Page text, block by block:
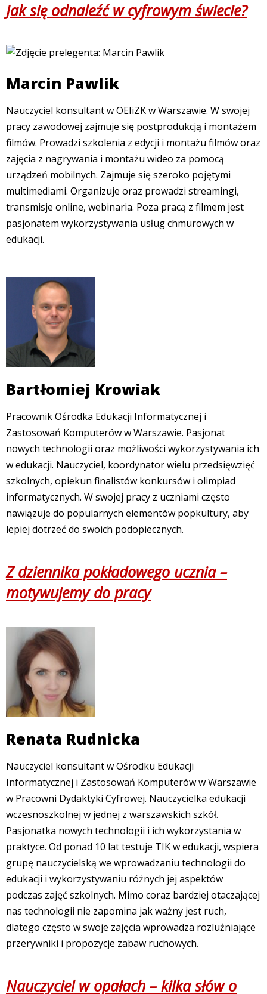
Jak się odnaleźć w cyfrowym świecie?
Marcin Pawlik
Nauczyciel konsultant w OEIiZK w Warszawie. W swojej
pracy zawodowej zajmuje się postprodukcją i montażem
filmów. Prowadzi szkolenia z edycji i montażu filmów oraz
zajęcia z nagrywania i montażu wideo za pomocą
urządzeń mobilnych. Zajmuje się szeroko pojętymi
multimediami. Organizuje oraz prowadzi streamingi,
transmisje online, webinaria. Poza pracą z filmem jest
pasjonatem wykorzystywania usług chmurowych w
edukacji.
Bartłomiej Krowiak
Pracownik Ośrodka Edukacji Informatycznej i
Zastosowań Komputerów w Warszawie. Pasjonat
nowych technologii oraz możliwości wykorzystywania ich
w edukacji. Nauczyciel, koordynator wielu przedsięwzięć
szkolnych, opiekun finalistów konkursów i olimpiad
informatycznych. W swojej pracy z uczniami często
nawiązuje do popularnych elementów popkultury, aby
lepiej dotrzeć do swoich podopiecznych.
Z dziennika pokładowego ucznia –
motywujemy do pracy
Renata Rudnicka
Nauczyciel konsultant w Ośrodku Edukacji
Informatycznej i Zastosowań Komputerów w Warszawie
w Pracowni Dydaktyki Cyfrowej. Nauczycielka edukacji
wczesnoszkolnej w jednej z warszawskich szkół.
Pasjonatka nowych technologii i ich wykorzystania w
praktyce. Od ponad 10 lat testuje TIK w edukacji, wspiera
grupę nauczycielską we wprowadzaniu technologii do
edukacji i wykorzystywaniu różnych jej aspektów
podczas zajęć szkolnych. Mimo coraz bardziej otaczającej
nas technologii nie zapomina jak ważny jest ruch,
dlatego często w swoje zajęcia wprowadza rozluźniające
przerywniki i propozycje zabaw ruchowych.
Nauczyciel w opałach – kilka słów o